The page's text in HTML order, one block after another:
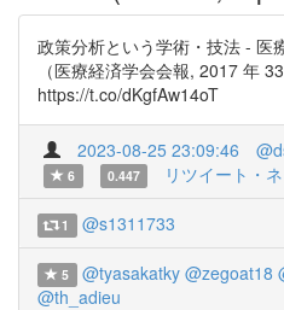
政策分析という学術・技法 - 医
（医療経済学会会報, 2017 年
https://t.co/dKgfAw14oT
2023-08-25 23:09:46
6
0.447 リツイート・
1 @s1311733
5 @tyasakatky @zegoat18
@th_adieu